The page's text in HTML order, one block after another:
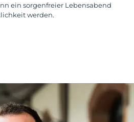
ein sorgenfreier Lebensabend
werden.